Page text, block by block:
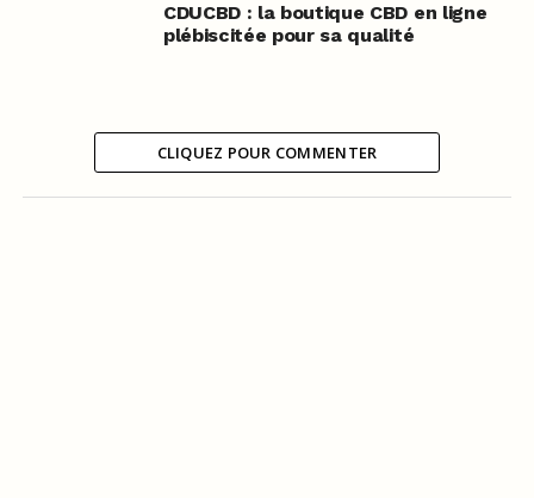
CDUCBD : la boutique CBD en ligne
plébiscitée pour sa qualité
CLIQUEZ POUR COMMENTER